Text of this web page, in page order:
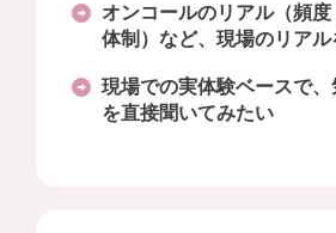
オンコールのリアル（頻
体制）など、現場のリア
現場での実体験ベースで、
を直接聞いてみたい